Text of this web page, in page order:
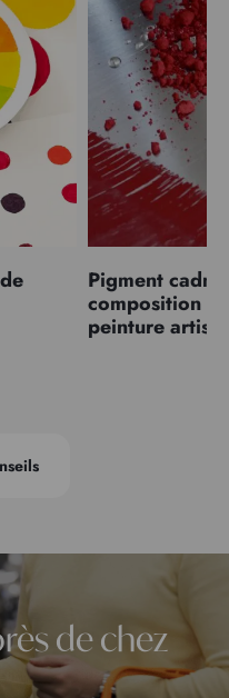
Pigment
composition
peinture
de chez